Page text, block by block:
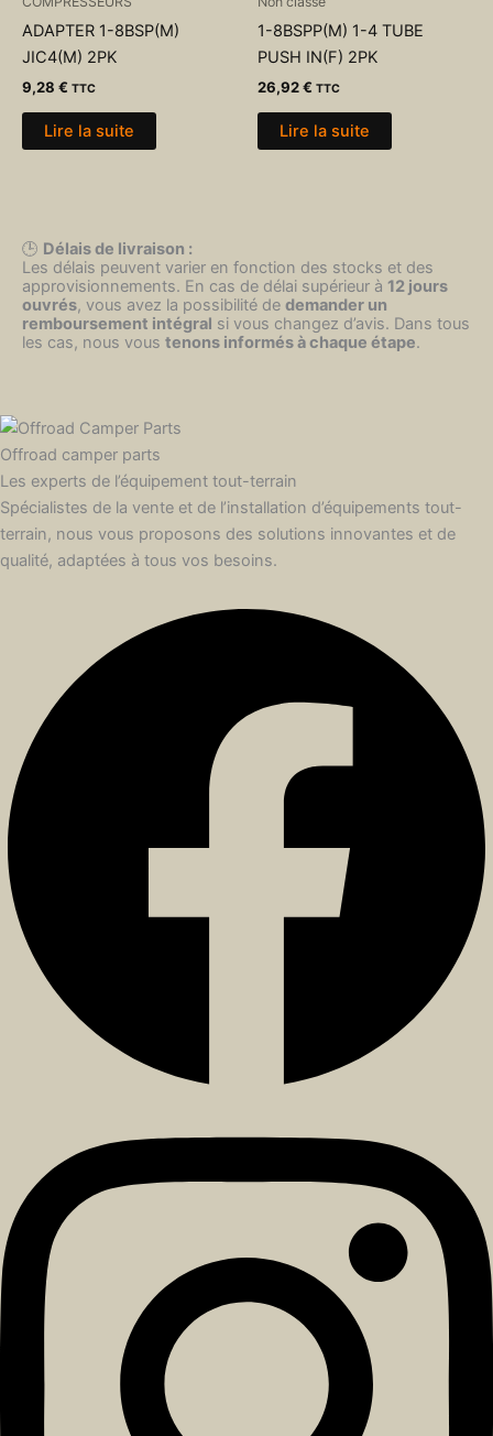
ADAPTER 1-8BSP(M)
JIC4(M) 2PK
9,28 € TTC
Lire la suite
1-8BSPP(M) 1-4 TUBE
PUSH IN(F) 2PK
26,92€ TTC
Lire la suite
🕒 Délais de livraison :
Les délais peuvent varier en fonction des stocks et des
approvisionnements. En cas de délai supérieur à 12 jours
ouvrés, vous avez la possibilité de demander un
remboursement intégral si vous changez d’avis. Dans tous
les cas, nous vous tenons informés à chaque étape.
Offroad camper parts
Les experts de l’équipement tout-terrain
Spécialistes de la vente et de l’installation d’équipements tout-
terrain, nous vous proposons des solutions innovantes et de
qualité, adaptées à tous vos besoins.